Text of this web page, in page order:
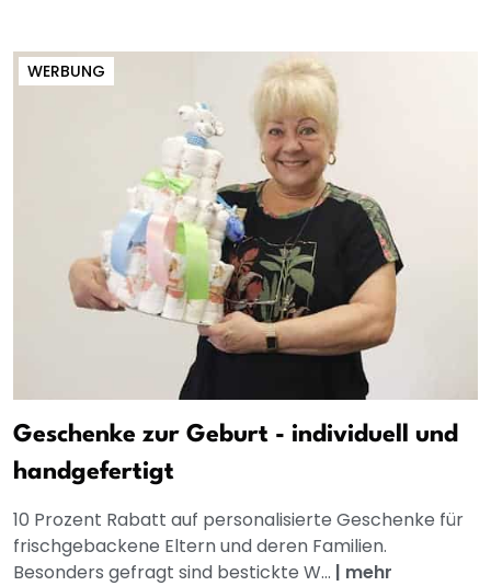
WERBUNG
Geschenke zur Geburt - individuell und
handgefertigt
10 Prozent Rabatt auf personalisierte Geschenke für
frischgebackene Eltern und deren Familien.
Besonders gefragt sind bestickte W... | mehr